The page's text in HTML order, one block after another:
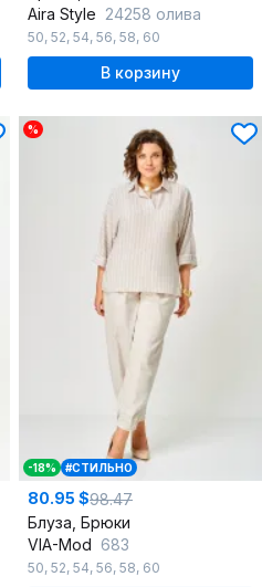
Aira Style 24258 олива
50, 52, 54, 56, 58, 60
В корзину
%
-18% #СТИЛЬНО
80.95 $98.47
Блуза, Брюки
VIA-Mod 683
50, 52, 54, 56, 58, 60